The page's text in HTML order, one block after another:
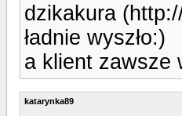
dzikakura
ładnie wyszło:)
a klient zawsze
katarynka89